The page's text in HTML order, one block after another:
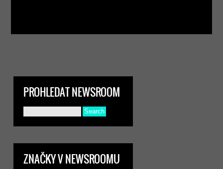
PROHLEDAT NEWSROOM
ZNAČKY V NEWSROOMU